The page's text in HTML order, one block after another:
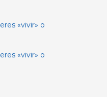
«vivir» o
«vivir» o